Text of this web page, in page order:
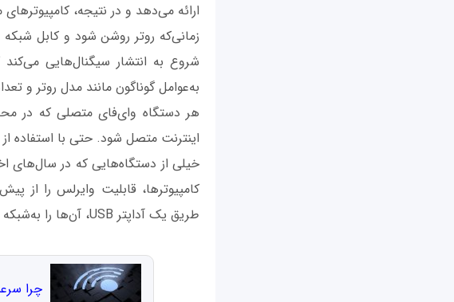
ارائه می‌دهد و در نتیجه،
زمانی‌که روتر روشن شود و کابل
به‌عوامل گوناگون مانند مدل روتر و
هر دستگاه وای‌فای متصلی که در
اینترنت متصل شود. حتی با استفاده
خیلی از دستگاه‌هایی که در سال‌های
کامپیوتر‌ها، قابلیت وایرلس را از
طریق یک آداپتر USB، آن‌ها را به‌شبکه وایرلس وصل کنید.
چرا